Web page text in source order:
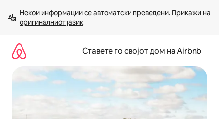
содржина
Некои информации се автоматски преведени. Прикажи на
оригиналниот јазик
Ставете го својот дом на Airbnb